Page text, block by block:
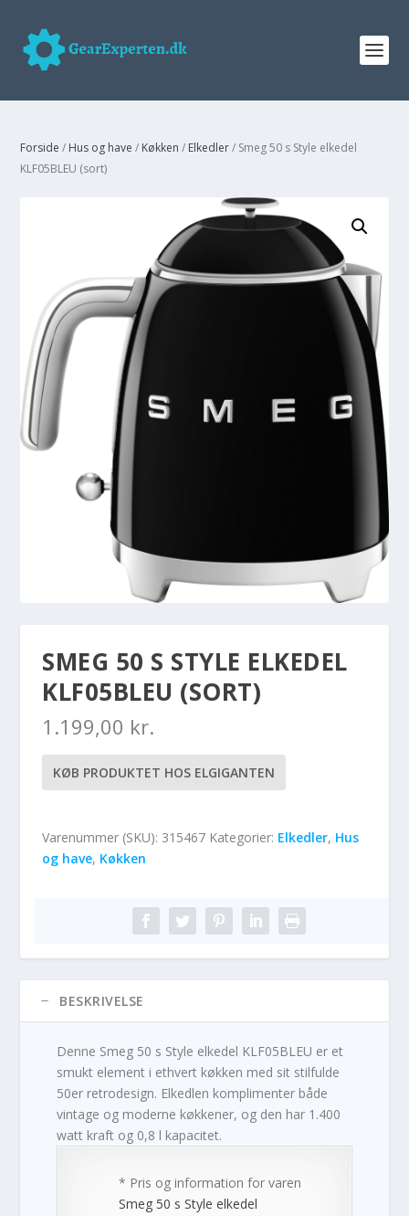
Forside / Hus og have / Køkken / Elkedler/ Smeg 50 s Style elkedel
KLF05BLEU (sort)
SMEG 50 S STYLE ELKEDEL
KLF05BLEU (SORT)
1.199,00 kr.
KØB PRODUKTET HOS ELGIGANTEN
Varenummer (SKU): 315467 Kategorier: Elkedler, Hus
og have, Køkken
BESKRIVELSE
Denne Smeg 50 s Style elkedel KLF05BLEU er et
smukt element i ethvert køkken med sit stilfulde
50er retrodesign. Elkedlen komplimenter både
vintage og moderne køkkener, og den har 1.400
watt kraft og 0,8 l kapacitet.
* Pris og information for varen
Smeg 50 s Style elkedel